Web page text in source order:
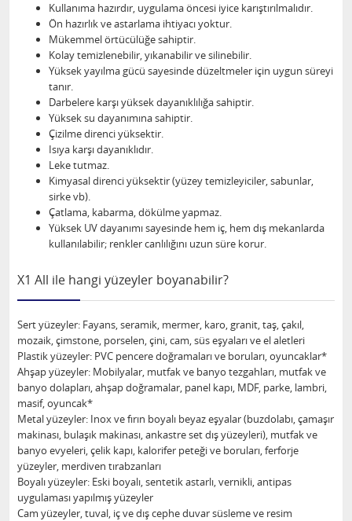
Kullanıma hazırdır, uygulama öncesi iyice karıştırılmalıdır.
Ön hazırlık ve astarlama ihtiyacı yoktur.
Mükemmel örtücülüğe sahiptir.
Kolay temizlenebilir, yıkanabilir ve silinebilir.
Yüksek yayılma gücü sayesinde düzeltmeler için uygun süreyi
tanır.
Darbelere karşı yüksek dayanıklılığa sahiptir.
Yüksek su dayanımına sahiptir.
Çizilme direnci yüksektir.
Isıya karşı dayanıklıdır.
Leke tutmaz.
Kimyasal direnci yüksektir (yüzey temizleyiciler, sabunlar,
sirke vb).
Çatlama, kabarma, dökülme yapmaz.
Yüksek UV dayanımı sayesinde hem iç, hem dış mekanlarda
kullanılabilir; renkler canlılığını uzun süre korur.
X1 All ile hangi yüzeyler boyanabilir?
Sert yüzeyler: Fayans, seramik, mermer, karo, granit, taş, çakıl,
mozaik, çimstone, porselen, çini, cam, süs eşyaları ve el aletleri
Plastik yüzeyler: PVC pencere doğramaları ve boruları, oyuncaklar*
Ahşap yüzeyler: Mobilyalar, mutfak ve banyo tezgahları, mutfak ve
banyo dolapları, ahşap doğramalar, panel kapı, MDF, parke, lambri,
masif, oyuncak*
Metal yüzeyler: Inox ve fırın boyalı beyaz eşyalar (buzdolabı, çamaşır
makinası, bulaşık makinası, ankastre set dış yüzeyleri), mutfak ve
banyo evyeleri, çelik kapı, kalorifer peteği ve boruları, ferforje
yüzeyler, merdiven tırabzanları
Boyalı yüzeyler: Eski boyalı, sentetik astarlı, vernikli, antipas
uygulaması yapılmış yüzeyler
Cam yüzeyler, tuval, iç ve dış cephe duvar süsleme ve resim